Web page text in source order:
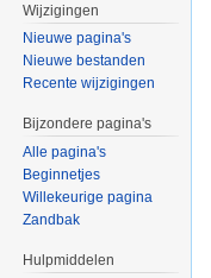
Wijzigingen
Nieuwe pagina's
Nieuwe bestanden
Recente wijzigingen
Bijzondere pagina's
Alle pagina's
Beginnetjes
Willekeurige pagina
Zandbak
Hulpmiddelen